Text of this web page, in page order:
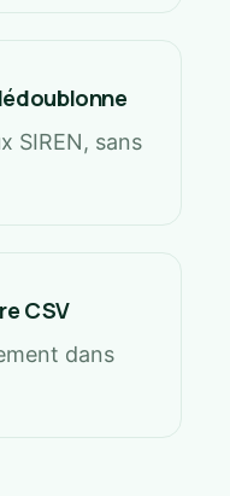
SIREN, sans
CSV
dans